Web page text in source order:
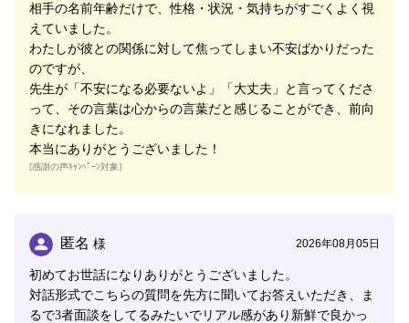
相手の名前年齢だけで、性格・状況・気持ちがすごくよく視
えていました。
わたしが彼との関係に対して焦ってしまい不安ばかりだった
のですが、
先生が「不安になる必要ないよ」「大丈夫」と言ってくださ
って、その言葉は心からの言葉だと感じることができ、前向
きになれました。
本当にありがとうございました！
[感謝の声ｷｬﾝﾍﾟｰﾝ対象]
匿名 様 2026年08月05日
初めてお世話になりありがとうございました。
対話形式でこちらの質問を先方に聞いてお答えいただき、ま
るで3者面談をしてるみたいでリアル感があり新鮮で良かっ